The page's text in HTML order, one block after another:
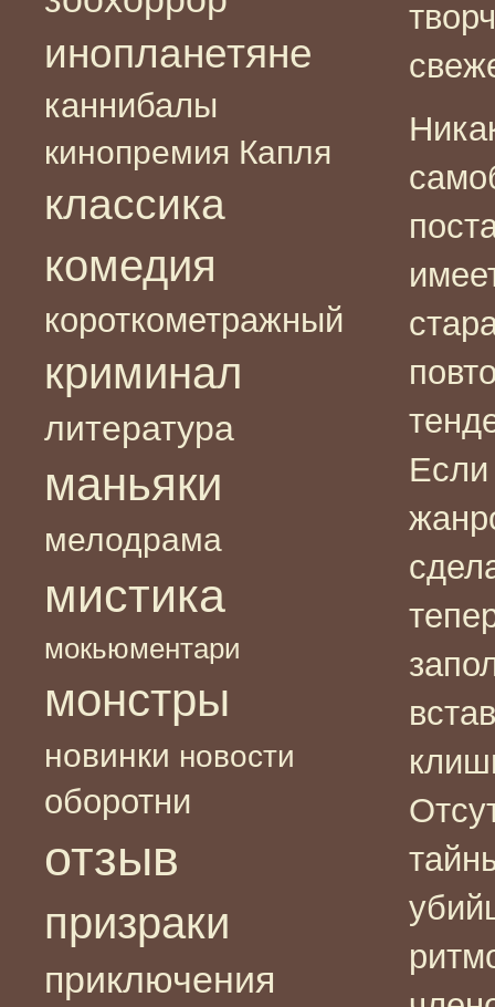
инопланетяне
каннибалы
кинопремия Капля
классика
комедия
короткометражный
криминал
литература
маньяки
мелодрама
мистика
мокьюментари
монстры
новинки новости
оборотни
отзыв
призраки
приключения
Если